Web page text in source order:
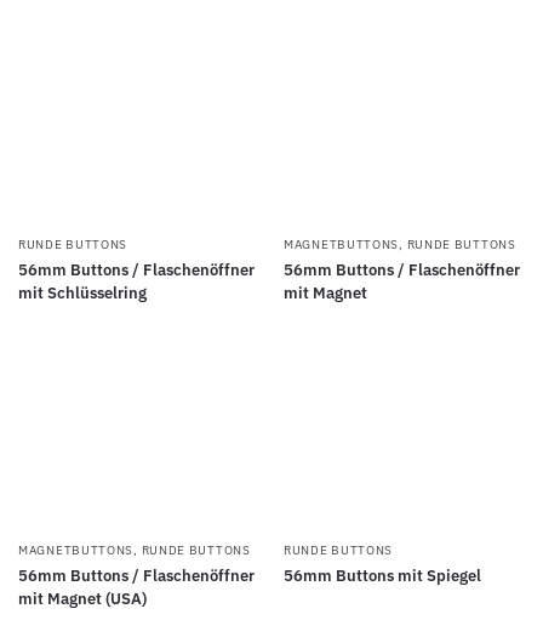
RUNDE BUTTONS
56mm Buttons / Flaschenöffner
mit Schlüsselring
MAGNETBUTTONS, RUNDE BUTTONS
56mm Buttons / Flaschenöffner
mit Magnet
MAGNETBUTTONS, RUNDE BUTTONS
56mm Buttons / Flaschenöffner
mit Magnet (USA)
RUNDE BUTTONS
56mm Buttons mit Spiegel